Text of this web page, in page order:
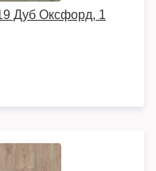
Дуб Оксфорд, 1